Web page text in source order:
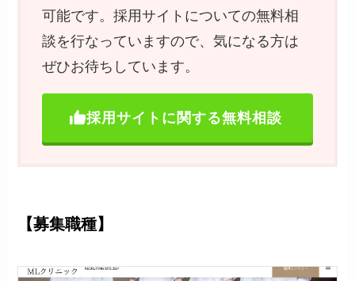
可能です。採用サイトについての無料相
談を行なっていますので、気になる方は
ぜひお待ちしています。
採用サイトに関する無料相談
【募集職種】